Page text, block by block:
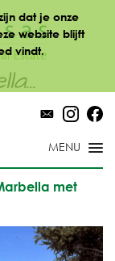
dat je onze
website blijft
vindt.
met